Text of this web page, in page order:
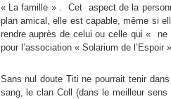
« La famille » . Cet aspect de la
plan amical, elle est capable, même si
rendre auprès de celui ou celle qui «
pour l’association « Solarium de l’Espoir
Sans nul doute Titi ne pourrait tenir
sang, le clan Coll (dans le meilleur